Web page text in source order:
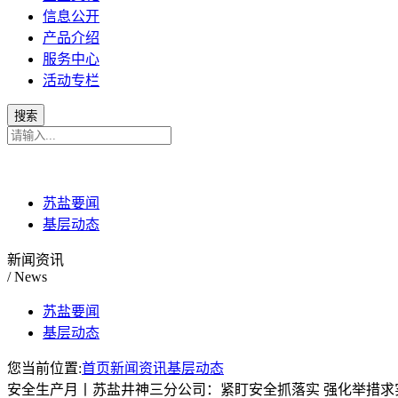
信息公开
产品介绍
服务中心
活动专栏
苏盐要闻
基层动态
新闻资讯
/ News
苏盐要闻
基层动态
您当前位置:首页新闻资讯基层动态
安全生产月丨苏盐井神三分公司：紧盯安全抓落实 强化举措求